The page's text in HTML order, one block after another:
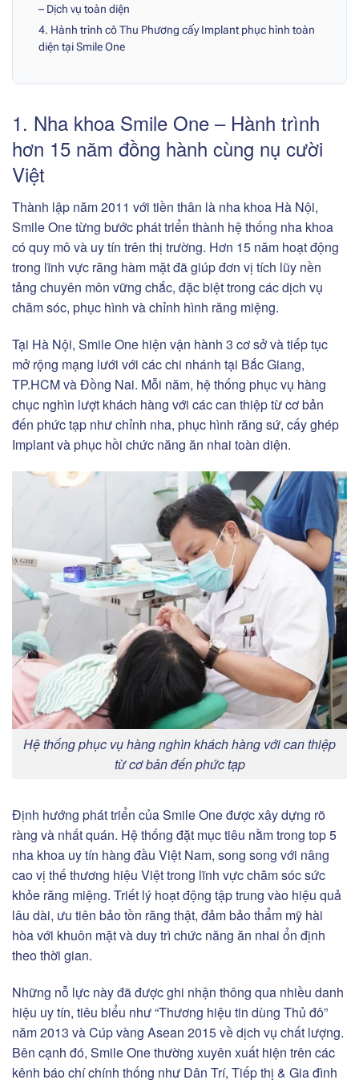
– Dịch vụ toàn diện
4. Hành trình cô Thu Phương cấy Implant phục hình toàn
diện tại Smile One
1. Nha khoa Smile One – Hành trình
hơn 15 năm đồng hành cùng nụ cười
Việt
Thành lập năm 2011 với tiền thân là nha khoa Hà Nội,
Smile One từng bước phát triển thành hệ thống nha khoa
có quy mô và uy tín trên thị trường. Hơn 15 năm hoạt động
trong lĩnh vực răng hàm mặt đã giúp đơn vị tích lũy nền
tảng chuyên môn vững chắc, đặc biệt trong các dịch vụ
chăm sóc, phục hình và chỉnh hình răng miệng.
Tại Hà Nội, Smile One hiện vận hành 3 cơ sở và tiếp tục
mở rộng mạng lưới với các chi nhánh tại Bắc Giang,
TP.HCM và Đồng Nai. Mỗi năm, hệ thống phục vụ hàng
chục nghìn lượt khách hàng với các can thiệp từ cơ bản
đến phức tạp như chỉnh nha, phục hình răng sứ, cấy ghép
Implant và phục hồi chức năng ăn nhai toàn diện.
Hệ thống phục vụ hàng nghìn khách hàng với can thiệp
từ cơ bản đến phức tạp
Định hướng phát triển của Smile One được xây dựng rõ
ràng và nhất quán. Hệ thống đặt mục tiêu nằm trong top 5
nha khoa uy tín hàng đầu Việt Nam, song song với nâng
cao vị thế thương hiệu Việt trong lĩnh vực chăm sóc sức
khỏe răng miệng. Triết lý hoạt động tập trung vào hiệu quả
lâu dài, ưu tiên bảo tồn răng thật, đảm bảo thẩm mỹ hài
hòa với khuôn mặt và duy trì chức năng ăn nhai ổn định
theo thời gian.
Những nỗ lực này đã được ghi nhận thông qua nhiều danh
hiệu uy tín, tiêu biểu như “Thương hiệu tin dùng Thủ đô”
năm 2013 và Cúp vàng Asean 2015 về dịch vụ chất lượng.
Bên cạnh đó, Smile One thường xuyên xuất hiện trên các
kênh báo chí chính thống như Dân Trí, Tiếp thị & Gia đình